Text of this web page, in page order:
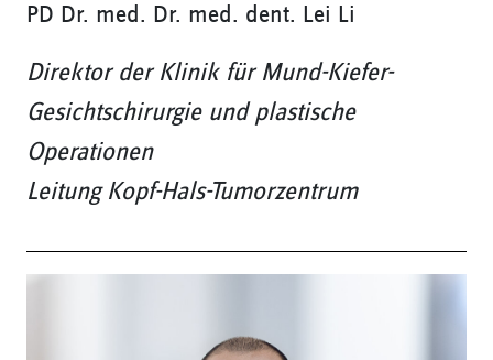
PD Dr. med. Dr. med. dent. Lei Li
Direktor der Klinik für Mund-Kiefer-
Gesichtschirurgie und plastische
Operationen
Leitung Kopf-Hals-Tumorzentrum